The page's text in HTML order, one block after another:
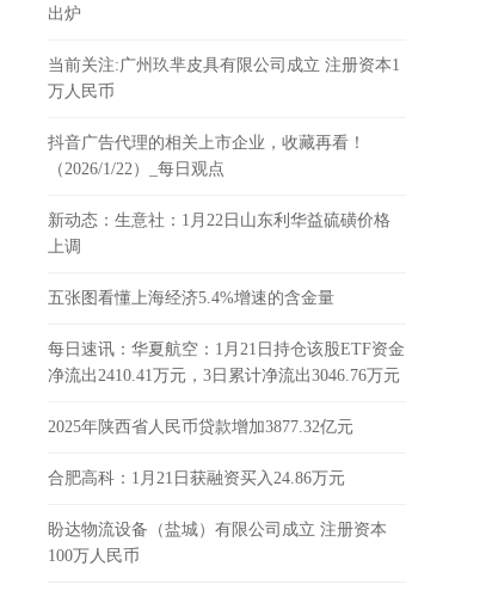
出炉
当前关注:广州玖芈皮具有限公司成立 注册资本1
万人民币
抖音广告代理的相关上市企业，收藏再看！
（2026/1/22）_每日观点
新动态：生意社：1月22日山东利华益硫磺价格
上调
五张图看懂上海经济5.4%增速的含金量
每日速讯：华夏航空：1月21日持仓该股ETF资金
净流出2410.41万元，3日累计净流出3046.76万元
2025年陕西省人民币贷款增加3877.32亿元
合肥高科：1月21日获融资买入24.86万元
盼达物流设备（盐城）有限公司成立 注册资本
100万人民币